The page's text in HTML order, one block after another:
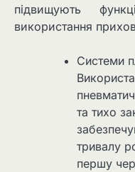
підвищують
використання
Системи
та тихо
тривалу
першу